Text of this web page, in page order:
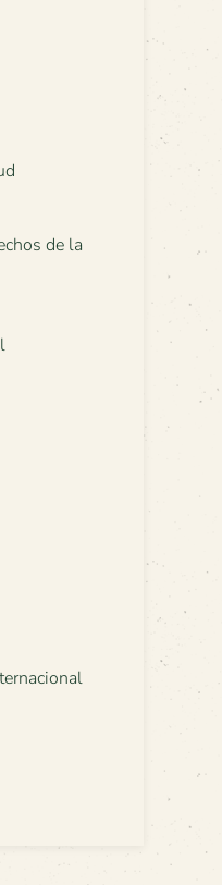
de la